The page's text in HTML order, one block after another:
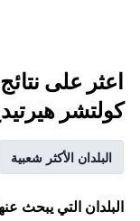
اعثر على
كولتشر
البلدان الأكثر شعبية
البلدان التي يبحث